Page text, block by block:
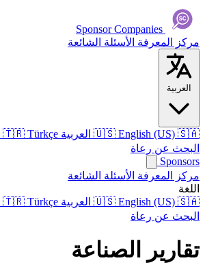
Sponsor Companies
مركز المعرفة الأسئلة الشائعة
العربية
🇺🇸 English (US) 🇸🇦 العربية 🇹🇷 Türkçe
البحث عن رعاة
Sponsors
مركز المعرفة الأسئلة الشائعة
اللغة
🇺🇸 English (US) 🇸🇦 العربية 🇹🇷 Türkçe
البحث عن رعاة
تقارير الصناعة